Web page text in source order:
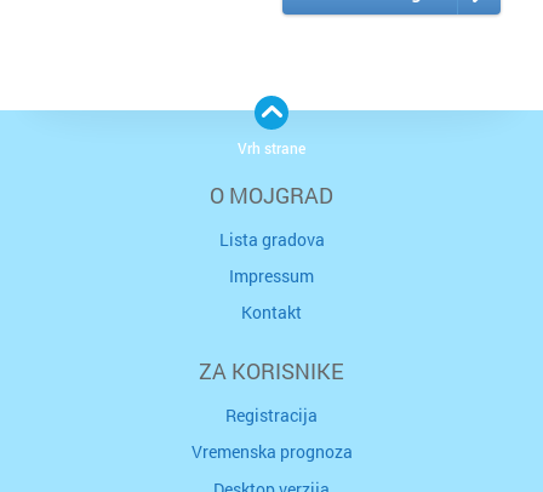
O MOJGRAD
Lista gradova
Impressum
Kontakt
ZA KORISNIKE
Registracija
Vremenska prognoza
Vrh strane